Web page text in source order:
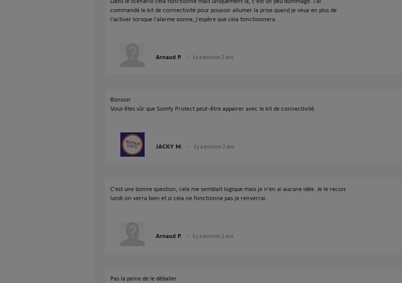
commandé le kit de connectivité pour pouvoir allumer la prise quand je veux en plus de
l’activer lorsque l’alarme sonne, j'espère que cela fonctionnera.
Arnaud P. il y a environ 2 ans
Bonsoir
Vous êtes sûr que Somfy Protect peut-être appairer avec le kit de connectivité.
JACKY M. il y a environ 2 ans
C’est une bonne question, cela me semblait logique mais je n’en ai aucune idée. Je le recois
lundi on verra bien et si cela ne fonctionne pas je renverrai.
Arnaud P. il y a environ 2 ans
Pas la peine de le déballer